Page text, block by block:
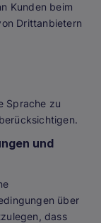
Kunden beim
Drittanbietern
Sprache zu
und
über
dass